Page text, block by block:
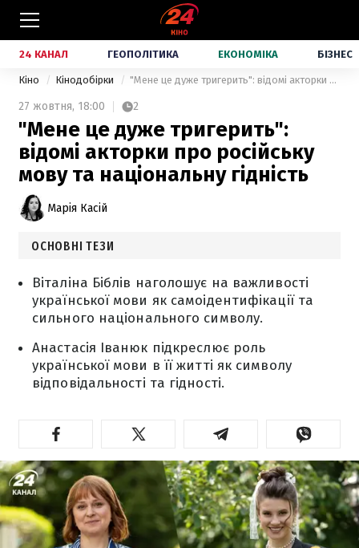
24 КАНАЛ ГЕОПОЛІТИКА ЕКОНОМІКА БІЗНЕС
Кіно Кінодобірки "Мене це дуже тригерить": відомі акторки про російську мову та національну гідність
27 жовтня, 18:00 2
"Мене це дуже тригерить":
відомі акторки про російську
мову та національну гідність
Марія Касій
ОСНОВНІ ТЕЗИ
Віталіна Біблів наголошує на важливості
української мови як самоідентифікації та
сильного національного символу.
Анастасія Іванюк підкреслює роль
української мови в її житті як символу
відповідальності та гідності.